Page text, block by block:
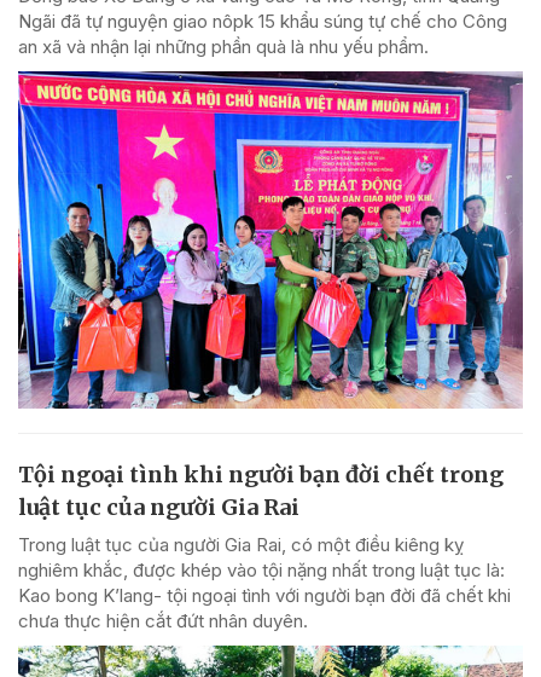
Ngãi đã tự nguyện giao nôpk 15 khẩu súng tự chế cho Công
an xã và nhận lại những phần quà là nhu yếu phẩm.
Tội ngoại tình khi người bạn đời chết trong
luật tục của người Gia Rai
Trong luật tục của người Gia Rai, có một điều kiêng kỵ
nghiêm khắc, được khép vào tội nặng nhất trong luật tục là:
Kao bong K’lang- tội ngoại tình với người bạn đời đã chết khi
chưa thực hiện cắt đứt nhân duyên.